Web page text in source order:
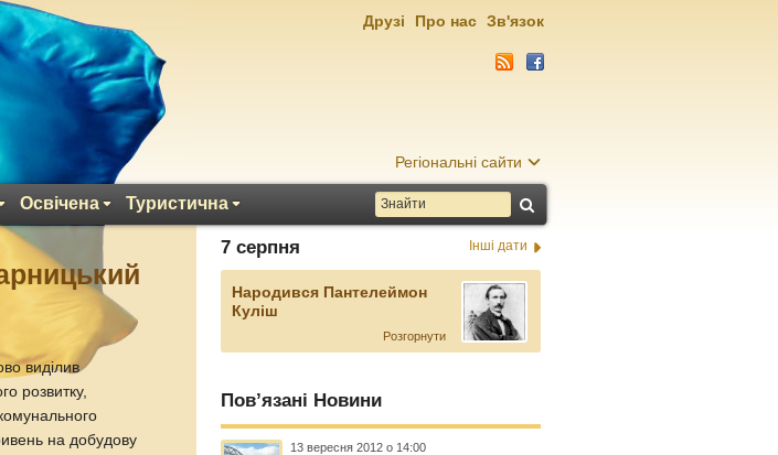
Регіональні сайти
Освічена Туристична
Друзі Про нас Зв'язок
виділив
розвитку,
на добудову
7 серпня Інші дати
Народився Пантелеймон
Куліш
Розгорнути
Пов’язані Новини
13 вересня 2012 о 14:00